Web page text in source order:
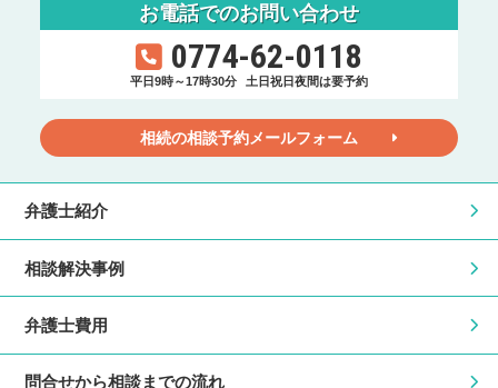
お電話でのお問い合わせ
0774-62-0118
平日9時～17時30分 土日祝日夜間は要予約
相続の相談予約メールフォーム
弁護士紹介
相談解決事例
弁護士費用
問合せから相談までの流れ